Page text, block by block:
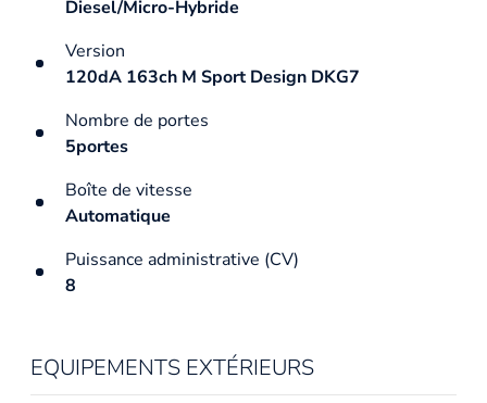
Diesel/Micro-Hybride
Version
120dA 163ch M Sport Design DKG7
Nombre de portes
5portes
Boîte de vitesse
Automatique
Puissance administrative (CV)
8
EQUIPEMENTS EXTÉRIEURS